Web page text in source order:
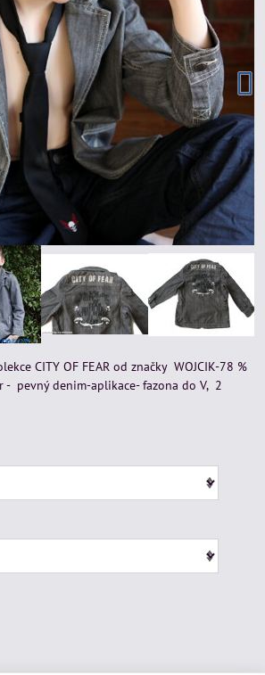
CITY OF FEAR od značky WOJCIK-78 %
- pevný denim-aplikace- fazona do V, 2